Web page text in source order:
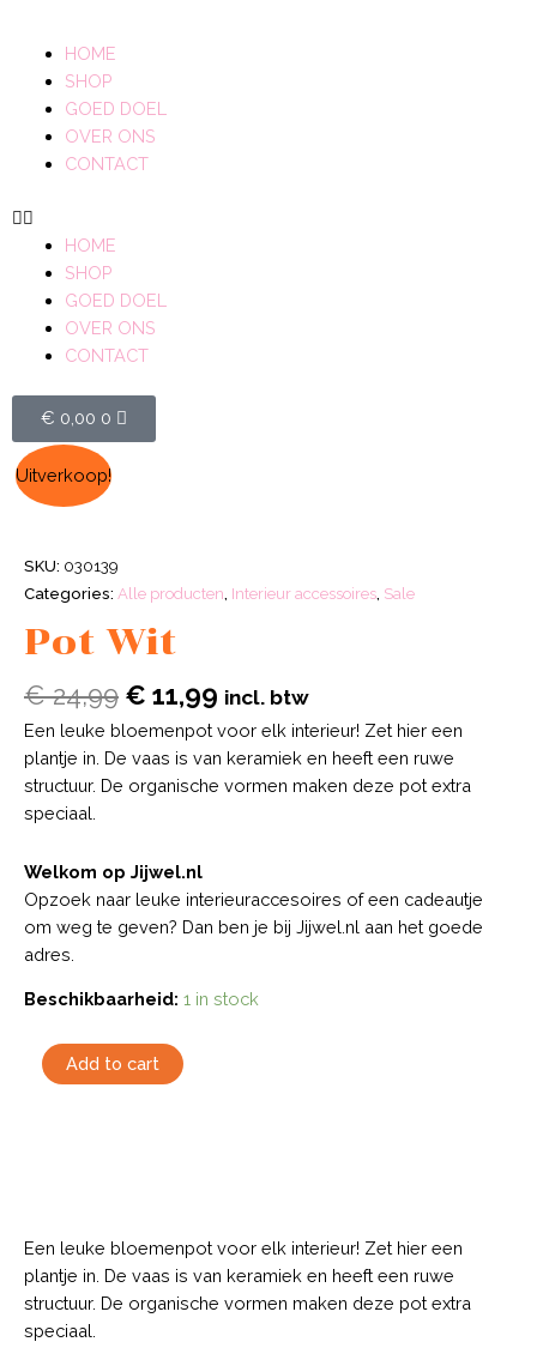
HOME
SHOP
GOED DOEL
OVER ONS
CONTACT
HOME
SHOP
GOED DOEL
OVER ONS
CONTACT
€ 0,00 0
Uitverkoop!
SKU: 030139
Categories: Alle producten, Interieur accessoires, Sale
Pot Wit
€24,99 € 11,99 incl. btw
Een leuke bloemenpot voor elk interieur! Zet hier een
plantje in. De vaas is van keramiek en heeft een ruwe
structuur. De organische vormen maken deze pot extra
speciaal.
Welkom op Jijwel.nl
Opzoek naar leuke interieuraccesoires of een cadeautje
om weg te geven? Dan ben je bij Jijwel.nl aan het goede
adres.
Beschikbaarheid: 1 in stock
Add to cart
Een leuke bloemenpot voor elk interieur! Zet hier een
plantje in. De vaas is van keramiek en heeft een ruwe
structuur. De organische vormen maken deze pot extra
speciaal.